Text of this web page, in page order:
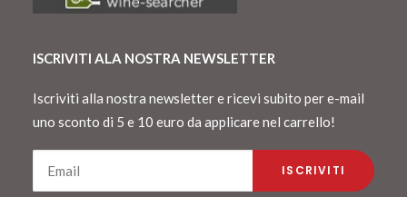
ISCRIVITI ALA NOSTRA NEWSLETTER
Iscriviti alla nostra newsletter e ricevi subito per e-mail
uno sconto di 5 e 10 euro da applicare nel carrello!